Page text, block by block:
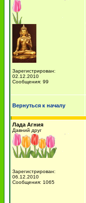
Зарегистрирован:
02.12.2010
Сообщения: 99
Вернуться к началу
Лада Агния
Давний друг
Зарегистрирован:
06.12.2010
Сообщения: 1065